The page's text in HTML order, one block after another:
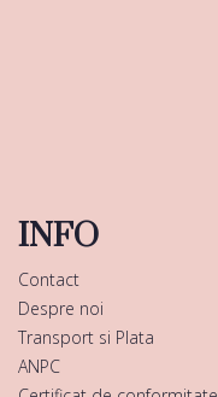
INFO
Contact
Despre noi
Transport si Plata
ANPC